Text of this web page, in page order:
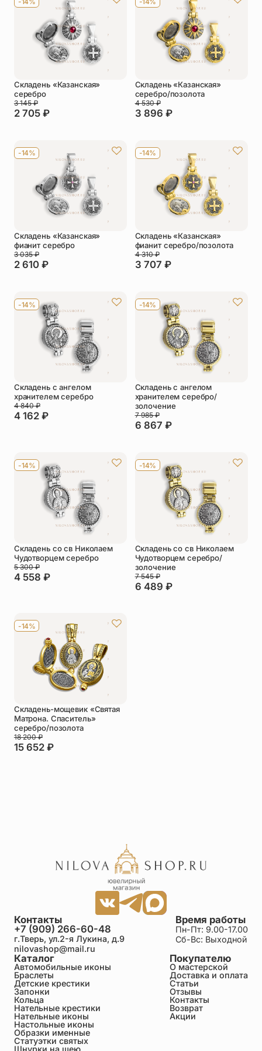
Упаковка
Чётки
Шнурки на
Другое
Складень «Казанская»
серебро
2 705 ₽
3 145₽
Складень «Казанская»
серебро/позолота
3 896 ₽
4 530₽
-14%
Складень «Казанская»
фианит серебро
2 610 ₽
3 035₽
-14%
Складень «Казанская»
фианит серебро/позолота
3 707 ₽
4 310₽
-14%
Складень с ангелом
хранителем серебро
4 162 ₽
4 840₽
-14%
Складень с ангелом
хранителем серебро/
золочение
6 867 ₽
7 985₽
-14%
Складень со св Николаем
Чудотворцем серебро
4 558 ₽
5 300₽
-14%
Складень со св Николаем
Чудотворцем серебро/
золочение
6 489 ₽
7 545₽
-14%
Складень-мощевик «Святая
Матрона. Спаситель»
серебро/позолота
15 652 ₽
18 200₽
Каталог
Автомобильные иконы
Браслеты
Детские крестики
Запонки
Кольца
Нательные крестики
Нательные иконы
Настольные иконы
Образки именные
Статуэтки святых
Шнурки на шею
Покупателю
О мастерской
Доставка и оплата
Статьи
Отзывы
Контакты
Возврат
Акции
Время работы
Пн-Пт: 9.00-17.00
Сб-Вс: Выходной
Контакты
+7 (909) 266-60-48
г.Тверь, ул.2-я Лукина, д.9
nilovashop@mail.ru